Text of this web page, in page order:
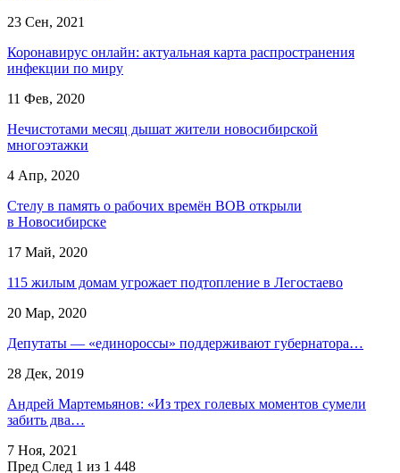
23 Сен, 2021
Коронавирус онлайн: актуальная карта распространения
инфекции по миру
11 Фев, 2020
Нечистотами месяц дышат жители новосибирской
многоэтажки
4 Апр, 2020
Стелу в память о рабочих времён ВОВ открыли
в Новосибирске
17 Май, 2020
115 жилым домам угрожает подтопление в Легостаево
20 Мар, 2020
Депутаты — «единороссы» поддерживают губернатора…
28 Дек, 2019
Андрей Мартемьянов: «Из трех голевых моментов сумели
забить два…
7 Ноя, 2021
Пред След 1 из 1 448